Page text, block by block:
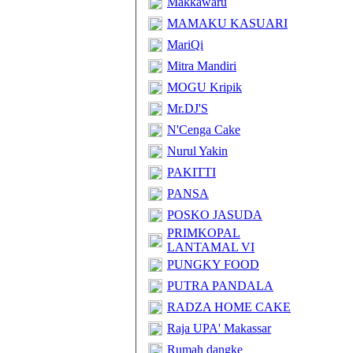
MAMAKU KASUARI
MariQi
Mitra Mandiri
MOGU Kripik
Mr.DJ'S
N'Cenga Cake
Nurul Yakin
PAKITTI
PANSA
POSKO JASUDA
PRIMKOPAL
LANTAMAL VI
PUNGKY FOOD
PUTRA PANDALA
RADZA HOME CAKE
Raja UPA' Makassar
Rumah dangke